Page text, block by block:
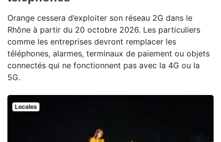
Orange cessera d’exploiter son réseau 2G dans le
Rhône à partir du 20 octobre 2026. Les particuliers
comme les entreprises devront remplacer les
téléphones, alarmes, terminaux de paiement ou objets
connectés qui ne fonctionnent pas avec la 4G ou la
5G.
Locales